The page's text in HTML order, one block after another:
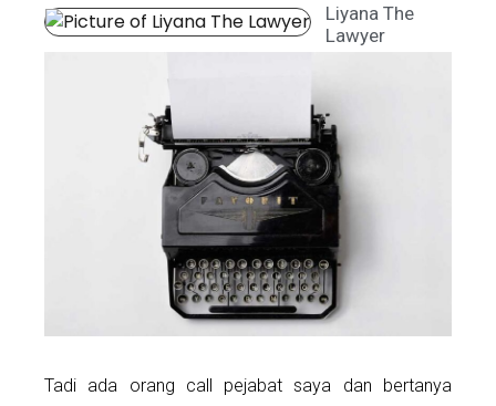
Liyana The
Lawyer
Tadi ada orang call pejabat saya dan bertanya